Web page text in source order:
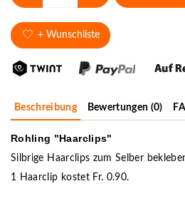
+ Wunschliste
Beschreibung Bewertungen (0)
Rohling "Haarclips"
Silbrige Haarclips zum Selber
1 Haarclip kostet Fr. 0.90.